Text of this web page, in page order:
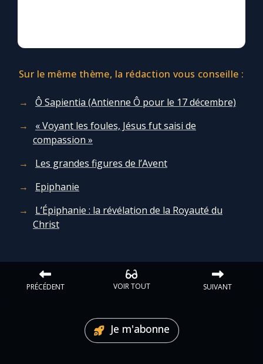
À la une
1000 Raisons de Croire
Chapelet pour le monde
Contact
Faire un don
Marie de Nazareth
Sur le même thème, la rédaction vous conseille :
Ô Sapientia (Antienne Ô pour le 17 décembre)
« Voyant les foules, Jésus fut saisi de
compassion »
Les grandes figures de l’Avent
Epiphanie
L’Épiphanie : la révélation de la Royauté du
Christ
PRÉCÉDENT VOIR TOUT SUIVANT
Je m'abonne